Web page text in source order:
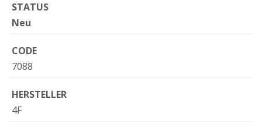
STATUS
Neu
CODE
7088
HERSTELLER
4F